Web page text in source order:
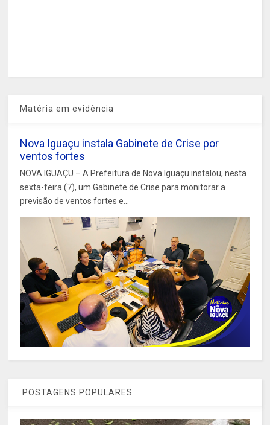
Matéria em evidência
Nova Iguaçu instala Gabinete de Crise por
ventos fortes
NOVA IGUAÇU – A Prefeitura de Nova Iguaçu instalou, nesta
sexta-feira (7), um Gabinete de Crise para monitorar a
previsão de ventos fortes e...
POSTAGENS POPULARES